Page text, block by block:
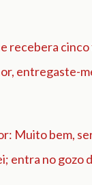
recebera
entregaste-
Muito bem,
entra no gozo